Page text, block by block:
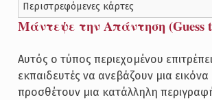
Περιστρεφόμενες κάρτες
Μάντεψε την Απάντηση (Guess
Αυτός ο τύπος περιεχομένου
εκπαιδευτές να ανεβάζουν μια εικόνα
προσθέτουν μια κατάλληλη